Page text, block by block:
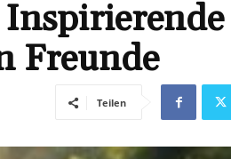
Freunde
Teilen